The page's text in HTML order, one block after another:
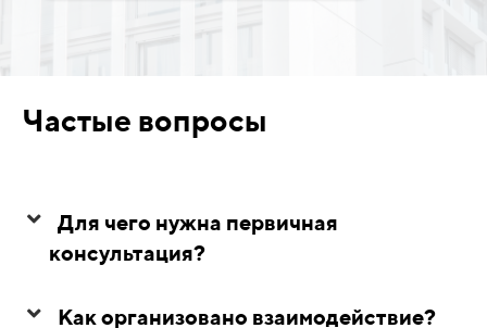
Частые вопросы
Для чего нужна первичная
консультация?
Как организовано взаимодействие?